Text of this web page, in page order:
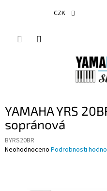
CZK
YAMAHA YRS
sopránová
BYRS20BR
Průměrné
Neohodnoceno Podrobnosti